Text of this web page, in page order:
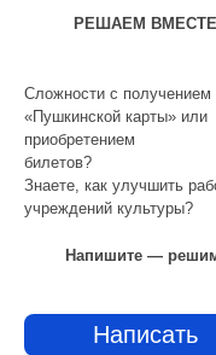
РЕШАЕМ ВМЕСТЕ
Сложности с получением
«Пушкинской карты» или
приобретением
билетов?
Знаете, как улучшить
учреждений культуры?
Напишите —
Написать